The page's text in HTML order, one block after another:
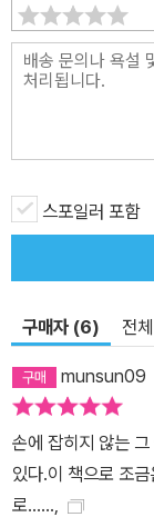
현실을 초월한, 아름다움의 궁극
시작부터 예사롭지
단 몇 줄의 서술만
가 세상을 떠난다.
다섯 살 때 돌아가시
을 겪어야 했던 그에
낸 도쿄에 이르기
허무를 먼저 배운 그
다. 가와바타 야스나리는 하반 생에는 가마쿠라에 정착해 창작 활동
을 했다. 1968년에
타고르에 이어 두
스포일러 포함
구매자 (6) 전
munsun09
손에 잡히지 않는 그
있다.이 책으로 조
로......,